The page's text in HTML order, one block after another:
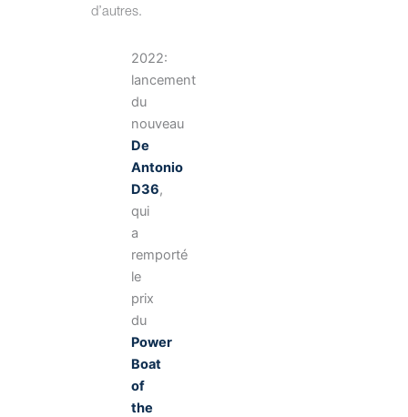
d’autres.
2022:
lancement
du
nouveau
De
Antonio
D36,
qui
a
remporté
le
prix
du
Power
Boat
of
the